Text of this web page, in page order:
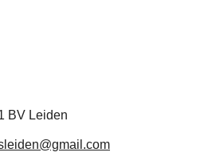
BV Leiden